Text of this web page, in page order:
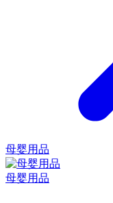
母婴用品
母婴用品